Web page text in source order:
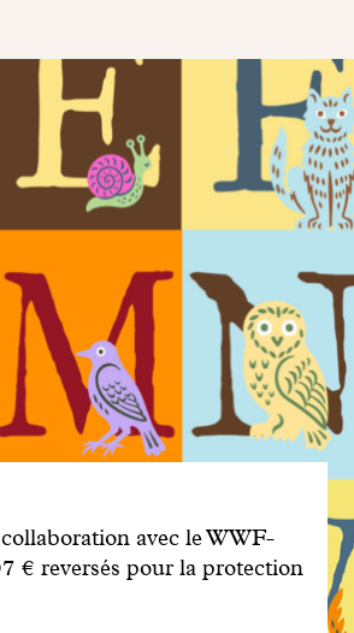
avec le WWF-
€ reversés pour la protection